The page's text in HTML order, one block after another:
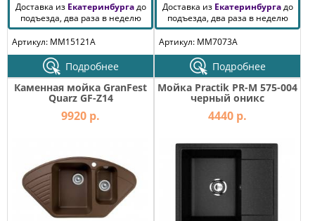
Доставка из Екатеринбургадо
подъезда, два раза в неделю
Артикул: MM15121A
Подробнее
Доставка из Екатеринбургадо
подъезда, два раза в неделю
Артикул: MM7073A
Подробнее
Каменная мойка GranFest
Quarz GF-Z14
9920 р.
Мойка Practik PR-M 575-004
черный оникс
4440 р.